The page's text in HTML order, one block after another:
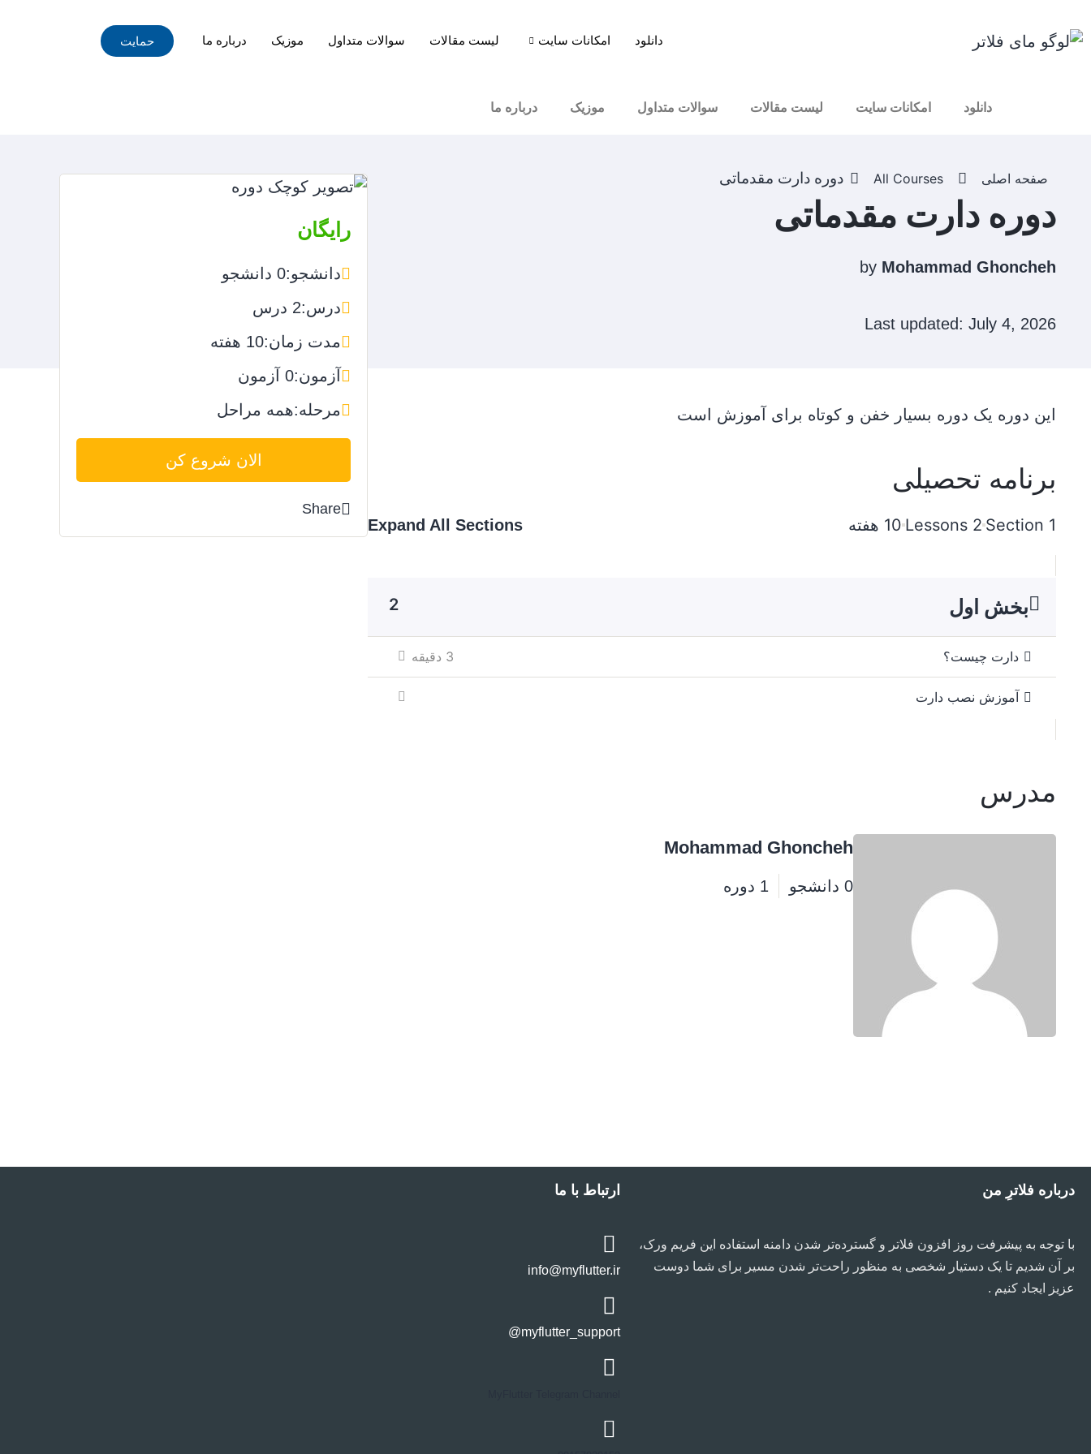
دانلود امکانات سایت لیست مقالات سوالات متداول موزیک درباره ما حمایت
دانلود امکانات سایت لیست مقالات سوالات متداول موزیک درباره ما
صفحه اصلی All Courses دوره دارت مقدماتی
دوره دارت مقدماتی
by Mohammad Ghoncheh
Last updated: July 4, 2026
این دوره یک دوره بسیار خفن و کوتاه برای آموزش است
برنامه تحصیلی
1 Section
2 Lessons 10 هفته Expand All Sections
بخش اول 2
دارت چیست؟ 3 دقیقه
آموزش نصب دارت
مدرس
Mohammad Ghoncheh
0 دانشجو 1 دوره
رایگان
دانشجو:0 دانشجو
درس:2 درس
مدت زمان:10 هفته
آزمون:0 آزمون
مرحله:همه مراحل
الان شروع کن
Share
درباره فلاترِ من
با توجه به پیشرفت روز افزون فلاتر و گسترده‌تر شدن دامنه استفاده این فریم ورک،
بر آن شدیم تا یک دستیار شخصی به منظور راحت‌تر شدن مسیر برای شما دوست
عزیز ایجاد کنیم .
ارتباط با ما
info@myflutter.ir
myflutter_support@